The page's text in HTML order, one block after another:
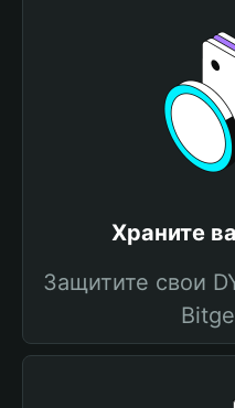
Храните
Защитите свои